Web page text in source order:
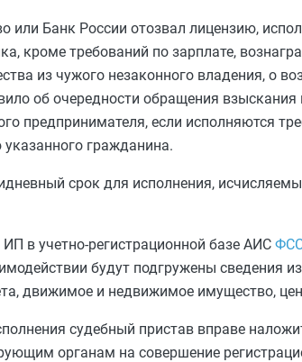
или Банк России отозвал лицензию,
кроме требований по зарплате,
из чужого незаконного владения, о
об очередности обращения
предпринимателя, если исполняются
гражданина.
срок для исполнения,
в учетно-регистрационной базе АИС
будут подгружены сведения
движимое и недвижимое имущество,
судебный пристав вправе
органам на совершение